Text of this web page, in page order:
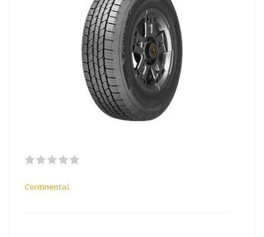
Continental